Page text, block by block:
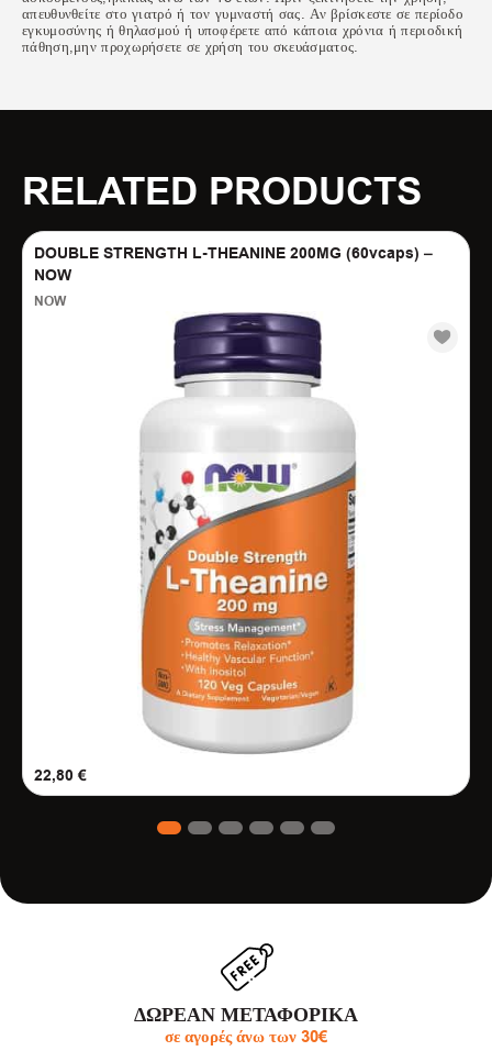
απευθυνθείτε στο γιατρό ή τον γυμναστή σας. Αν βρίσκεστε σε περίοδο
εγκυμοσύνης ή θηλασμού ή υποφέρετε από κάποια χρόνια ή περιοδική
πάθηση,μην προχωρήσετε σε χρήση του σκευάσματος.
RELATED PRODUCTS
DOUBLE STRENGTH L-THEANINE 200MG (60vcaps) –
NOW
NOW
22,80 €
3 4 5 6
ΔΩΡΕΑΝ ΜΕΤΑΦΟΡΙΚΑ
σε αγορές άνω των 30€